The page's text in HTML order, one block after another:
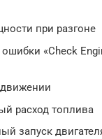
при разгоне
«Check
расход топлива
запуск